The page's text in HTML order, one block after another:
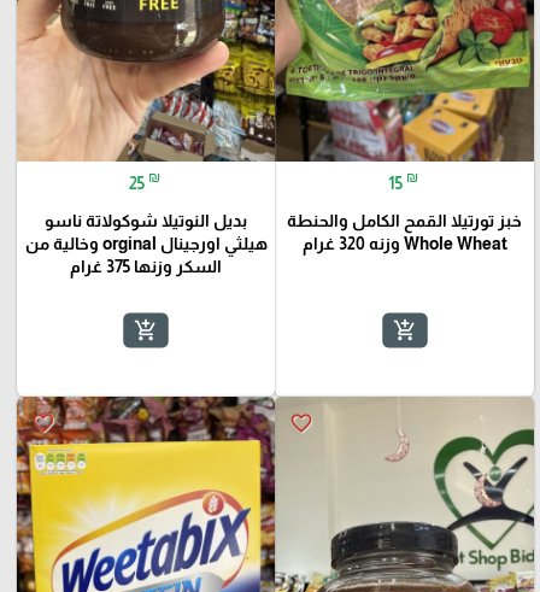
15 ₪
خبز تورتيلا القمح الكامل والحنطة
Whole Wheat وزنه 320 غرام
add_shopping_cart
25 ₪
بديل النوتيلا شوكولاتة ناسو
هيلثي اورجينال orginal وخالية من
السكر وزنها 375 غرام
add_shopping_cart
favorite_border
favorite_border